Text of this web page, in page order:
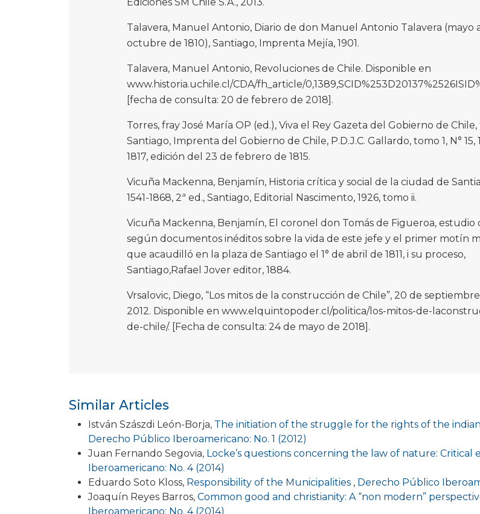
Ediciones SM Chile S.A., 2013.
Talavera, Manuel Antonio, Diario de don Manuel Antonio Talavera (mayo
octubre de 1810), Santiago, Imprenta Mejía, 1901.
Talavera, Manuel Antonio, Revoluciones de Chile. Disponible en
www.historia.uchile.cl/CDA/fh_article/
[fecha de consulta: 20 de febrero de 2018].
Torres, fray José María OP (ed.), Viva el Rey Gazeta del Gobierno de Chile,
Santiago, Imprenta del Gobierno de Chile, P.D.J.C. Gallardo, tomo 1, N° 15,
1817, edición del 23 de febrero de 1815.
Vicuña Mackenna, Benjamín, Historia crítica y social de la ciudad de
1541-1868, 2ª ed., Santiago, Editorial Nascimento, 1926, tomo ii.
Vicuña Mackenna, Benjamín, El coronel don Tomás de Figueroa, estudio
según documentos inéditos sobre la vida de este jefe y el primer motín
que acaudilló en la plaza de Santiago el 1° de abril de 1811, i su proceso,
Santiago,Rafael Jover editor, 1884.
Vrsalovic, Diego, “Los mitos de la construcción de Chile”, 20 de
2012. Disponible en www.elquintopoder.cl/politica/los-mitos-de-
de-chile/. [Fecha de consulta: 24 de mayo de 2018].
Similar Articles
István Szászdi León-Borja, The initiation of the struggle for the rights of the
Derecho Público Iberoamericano: No. 1 (2012)
Juan Fernando Segovia, Locke’s questions concerning the law of nature:
Iberoamericano: No. 4 (2014)
Eduardo Soto Kloss, Responsibility of the Municipalities , Derecho Público
Joaquín Reyes Barros, Common good and christianity: A “non modern”
Iberoamericano: No. 4 (2014)